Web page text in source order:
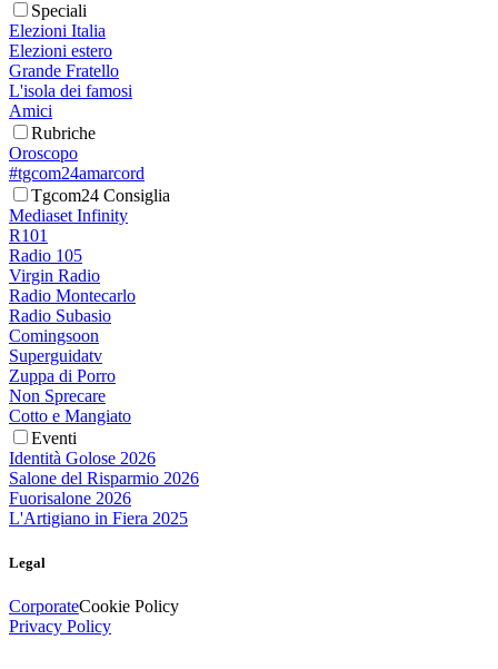
Speciali
Elezioni Italia
Elezioni estero
Grande Fratello
L'isola dei famosi
Amici
Rubriche
Oroscopo
#tgcom24amarcord
Tgcom24 Consiglia
Mediaset Infinity
R101
Radio 105
Virgin Radio
Radio Montecarlo
Radio Subasio
Comingsoon
Superguidatv
Zuppa di Porro
Non Sprecare
Cotto e Mangiato
Eventi
Identità Golose 2026
Salone del Risparmio 2026
Fuorisalone 2026
L'Artigiano in Fiera 2025
Legal
CorporateCookie Policy
Privacy Policy